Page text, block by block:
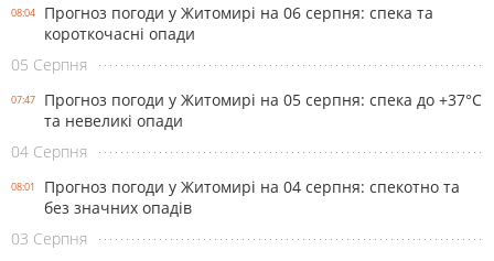
08:04
Прогноз погоди у Житомирі на 06 серпня: спека та
короткочасні опади
05 Серпня
07:47
Прогноз погоди у Житомирі на 05 серпня: спека до +37°С
та невеликі опади
04 Серпня
08:01
Прогноз погоди у Житомирі на 04 серпня: спекотно та
без значних опадів
03 Серпня